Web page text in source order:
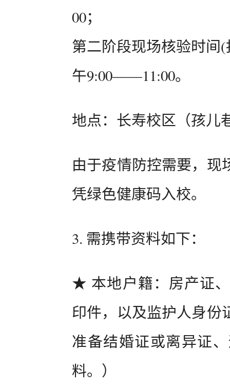
00；
第二阶段现场核验时间
午9:00——11:00。
地点：长寿校区（孩儿
由于疫情防控需要，现
凭绿色健康码入校。
3. 需携带资料如下：
★ 本地户籍：房产证
印件，以及监护人身份
准备结婚证或离异证
料。）